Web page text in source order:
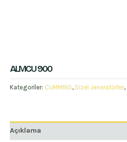
ALMCU 900
Kategoriler: CUMMINS, Dizel Jeneratörler,
Açıklama